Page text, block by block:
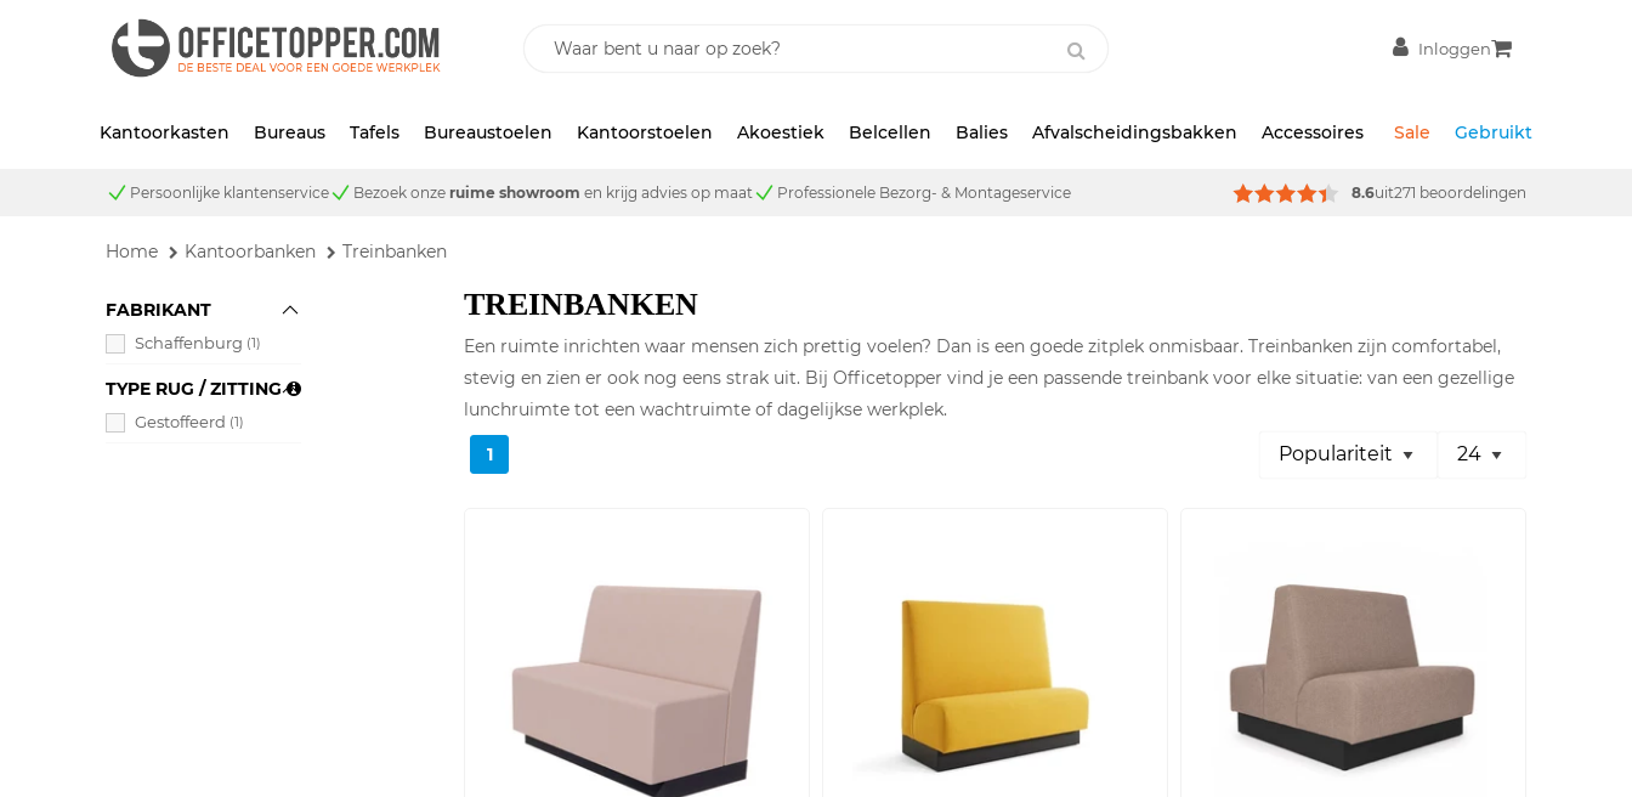
Inloggen
Kantoorkasten Bureaus Tafels Bureaustoelen Kantoorstoelen Akoestiek Belcellen Balies Afvalscheidingsbakken Accessoires Sale Gebruikt
Persoonlijke klantenservice Bezoek onze ruime showroom en krijg advies op maat Professionele Bezorg- & Montageservice 8.6uit271 beoordelingen
Home Kantoorbanken Treinbanken
FABRIKANT
Schaffenburg (1)
TYPE RUG / ZITTING
Gestoffeerd (1)
TREINBANKEN
Een ruimte inrichten waar mensen zich prettig voelen? Dan is een goede zitplek onmisbaar. Treinbanken zijn comfortabel,
stevig en zien er ook nog eens strak uit. Bij Officetopper vind je een passende treinbank voor elke situatie: van een gezellige
lunchruimte tot een wachtruimte of dagelijkse werkplek.
1